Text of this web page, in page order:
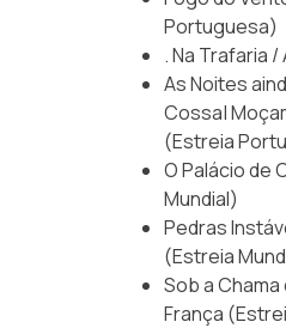
Portuguesa)
. Na Trafaria
As Noites
Cossa|
(Estreia
O Palácio de
Mundial)
Pedras
(Estreia
Sob a Chama
França